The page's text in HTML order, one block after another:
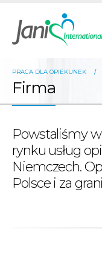
PRACA DLA OPIEKUNEK
Firma
Powstaliśmy w
rynku usług
Niemczech.
Polsce i za